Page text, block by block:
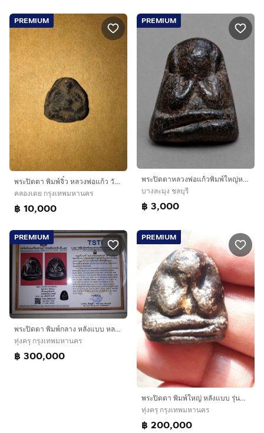
PREMIUM
พระปิดตา พิมพ์จิ๋ว หลวงพ่อแก้ว วัดเครือวัลย์ เนื้อผงคลุกรัก เนื้อแห้ง เหี่ยว ผิวเดิม มีคราบไขขึ้น หลังอูม เก่า แท้ แปลก หายาก พระปิดตาพิมพ์
คลองเตย กรุงเทพมหานคร
฿ 10,000
PREMIUM
พระปิดตาหลวงพ่อแก้วพิมพ์ใหญ่หลังแบบลงรักปิดทองเนื้อผงคลุกรัก
บางละมุง ชลบุรี
฿ 3,000
PREMIUM
พระปิดตา พิมพ์กลาง หลังแบบ หลวงพ่อแก้ว วัดเคลือวัลย์ เนื้อผงคลุกรักจุ่มรัก ผิวเดิม สภาพแห้งเก่า รักหลุดร่อน ไม่มีหักซ่อม แท้ แปลก หายาก พร้อ
ทุ่งครุ กรุงเทพมหานคร
฿ 300,000
PREMIUM
พระปิดตา พิมพ์ใหญ่ หลังแบบ รุ่นแรก หลวงพ่อแก้ว วัดเคลือวัลย์ เนื้อผงคลุกรักจุ่มรัก มีมวลสาร ผิวเดิม สภาพแห้งเก่า รักหลุดร่อน ไม่มีหักซ่อม แท
ทุ่งครุ กรุงเทพมหานคร
฿ 200,000